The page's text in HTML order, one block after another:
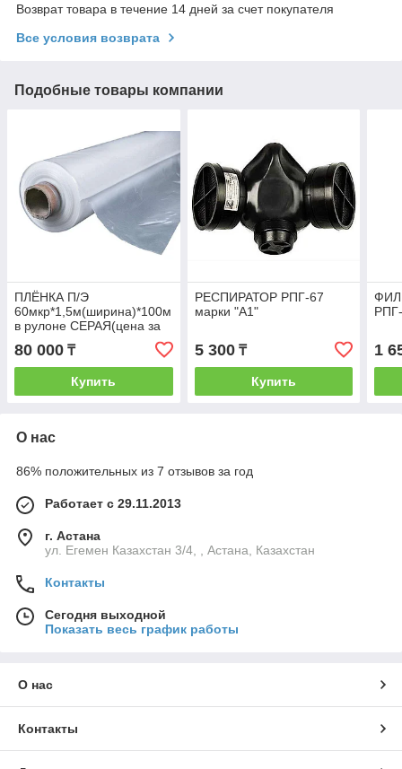
Возврат товара в течение 14 дней за счет покупателя
Все условия возврата
Подобные товары компании
ПЛЁНКА П/Э
60мкр*1,5м(ширина)*100м
в рулоне СЕРАЯ(цена за
80 000 ₸
Купить
РЕСПИРАТОР РПГ-67
марки "А1"
5 300₸
Купить
1
О нас
86% положительных из 7 отзывов за год
Работает с 29.11.2013
г. Астана
ул. Егемен Казахстан 3/4, , Астана, Казахстан
Контакты
Сегодня выходной
Показать весь график работы
О нас
Контакты